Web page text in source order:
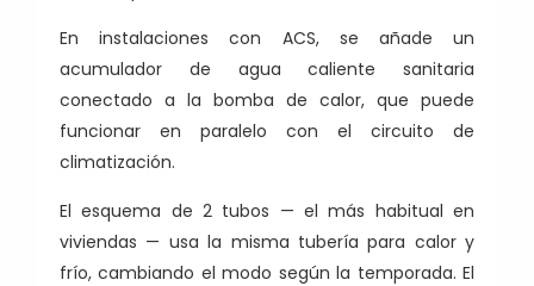
En instalaciones con ACS, se añade un
acumulador de agua caliente sanitaria
conectado a la bomba de calor, que puede
funcionar en paralelo con el circuito de
climatización.
El esquema de 2 tubos — el más habitual en
viviendas — usa la misma tubería para calor y
frío, cambiando el modo según la temporada. El